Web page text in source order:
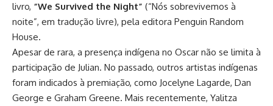
livro, “We Survived the Night” (“Nós sobrevivemos à
noite”, em tradução livre), pela editora Penguin Random
House.
Apesar de rara, a presença indígena no Oscar não se limita à
participação de Julian. No passado, outros artistas indígenas
foram indicados à premiação, como Jocelyne Lagarde, Dan
George e Graham Greene. Mais recentemente, Yalitza